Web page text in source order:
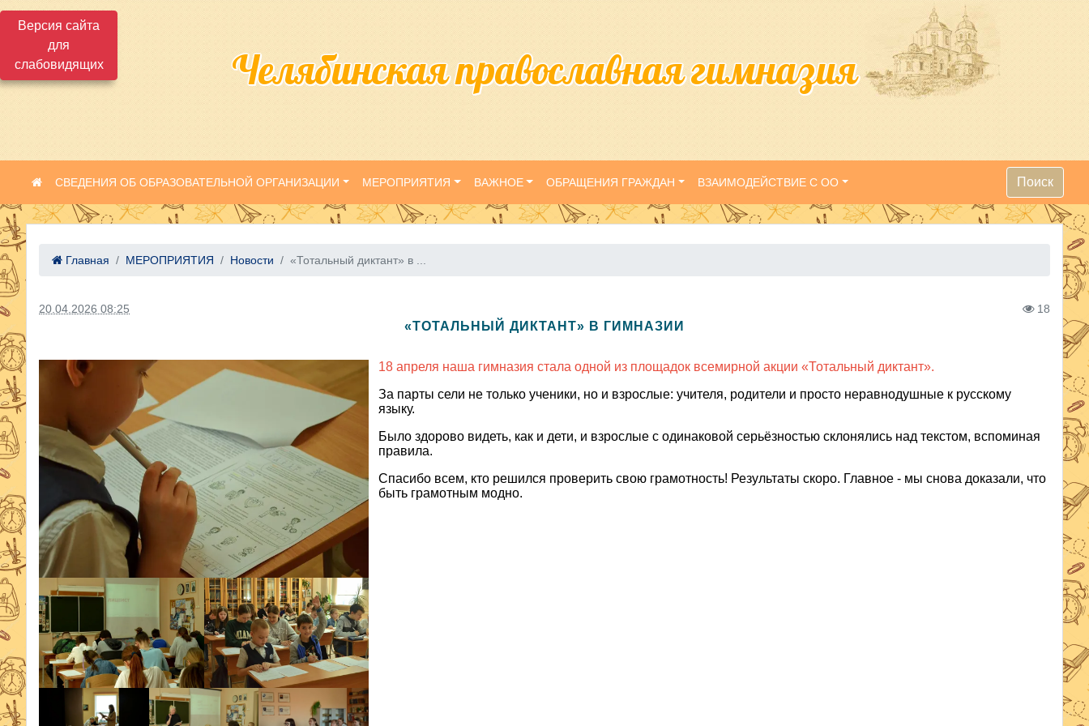
Версия сайта
для
слабовидящих
Челябинская православная гимназия
СВЕДЕНИЯ ОБ ОБРАЗОВАТЕЛЬНОЙ ОРГАНИЗАЦИИ МЕРОПРИЯТИЯ ВАЖНОЕ ОБРАЩЕНИЯ ГРАЖДАН ВЗАИМОДЕЙСТВИЕ С ОО Поиск
Главная МЕРОПРИЯТИЯ Новости «Тотальный диктант» в ...
20.04.2026 08:25 18
«ТОТАЛЬНЫЙ ДИКТАНТ» В ГИМНАЗИИ
18 апреля наша гимназия стала одной из площадок всемирной акции «Тотальный диктант».
За парты сели не только ученики, но и взрослые: учителя, родители и просто неравнодушные к русскому
языку.
Было здорово видеть, как и дети, и взрослые с одинаковой серьёзностью склонялись над текстом, вспоминая
правила.
Спасибо всем, кто решился проверить свою грамотность! Результаты скоро. Главное - мы снова доказали, что
быть грамотным модно.